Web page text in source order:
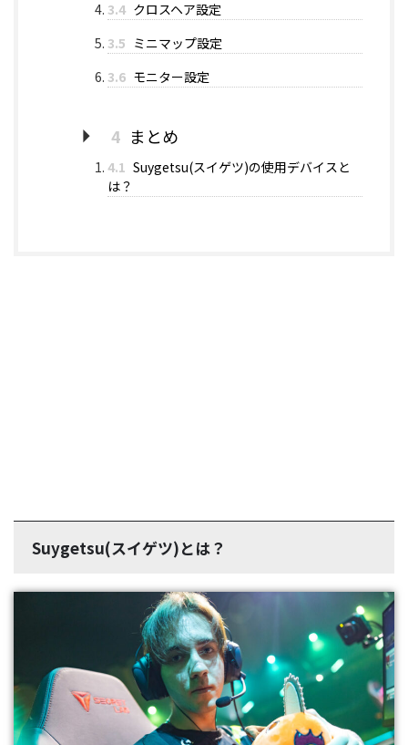
3.4 クロスヘア設定
3.5 ミニマップ設定
3.6 モニター設定
4 まとめ
4.1 Suygetsu(スイゲツ)の使用デバイスと
は？
Suygetsu(スイゲツ)とは？